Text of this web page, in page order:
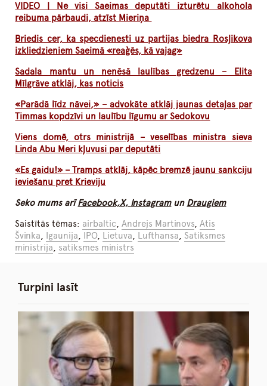
VIDEO | Ne visi Saeimas deputāti izturētu alkohola
reibuma pārbaudi, atzīst Mieriņa
Briedis cer, ka specdienesti uz partijas biedra Rosļikova
izkliedzieniem Saeimā «reaģēs, kā vajag»
Sadala mantu un nenēsā laulības gredzenu – Elita
Mīlgrāve atklāj, kas noticis
«Parādā līdz nāvei,» – advokāte atklāj jaunas detaļas par
Timmas kopdzīvi un laulību līgumu ar Sedokovu
Viens domē, otrs ministrijā – veselības ministra sieva
Linda Abu Meri kļuvusi par deputāti
«Es gaidu!» – Tramps atklāj, kāpēc bremzē jaunu sankciju
ieviešanu pret Krieviju
Seko mums arīFacebook,X, Instagramun Draugiem
Saistītās tēmas: airbaltic,Andrejs Martinovs,Atis
Švinka, Igaunija, IPO, Lietuva, Lufthansa,Satiksmes
ministrija, satiksmes ministrs
Turpini lasīt